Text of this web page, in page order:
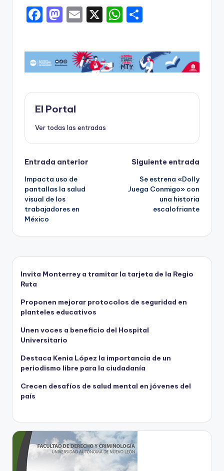
F
c
e
b
o
o
k
M
st
o
d
o
n
E
ai
l
X
W
a
ts
A
p
m
p
ar
ti
El Portal
Ver todas las entradas
Navegación
de
entradas
Entrada anterior
Impacta uso de
pantallas la salud
visual de los
trabajadores en
México
Siguiente entrada
Se estrena «Dolly
Juega Conmigo» con
una historia
escalofriante
Invita Monterrey a tramitar la tarjeta de la Regio
Ruta
Proponen mejorar protocolos de seguridad en
planteles educativos
Unen voces a beneficio del Hospital
Universitario
Destaca Kenia López la importancia de un
periodismo libre para la ciudadanía
Crecen desafíos de salud mental en jóvenes del
país